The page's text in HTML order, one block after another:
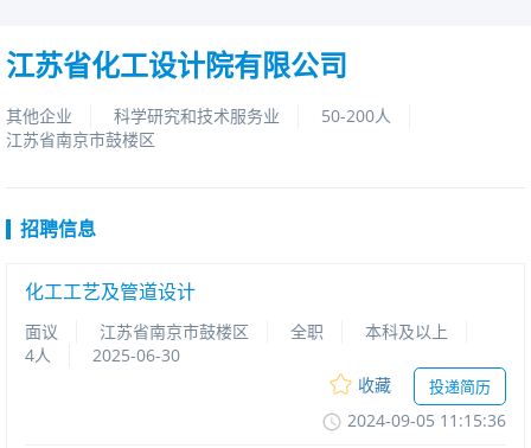
江苏省化工设计院有限公司
其他企业 科学研究和技术服务业
50-200人
江苏省南京市鼓楼区
招聘信息
化工工艺及管道设计
面议 江苏省南京市鼓楼区 全职
本科及以上
4人
2025-06-30
收藏
投递简历
2024-09-0511:15:36